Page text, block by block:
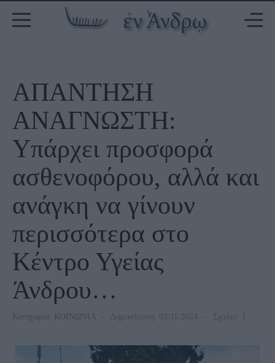
ΑΠΑΝΤΗΣΗ
ΑΝΑΓΝΩΣΤΗ:
Υπάρχει προσφορά
ασθενοφόρου, αλλά και
ανάγκη να γίνουν
περισσότερα στο
Κέντρο Υγείας
Άνδρου…
Κατηγορία: ΚΟΙΝΩΝΙΑ Δημοσίευση: 03/11/2024 Σχόλιο: 1